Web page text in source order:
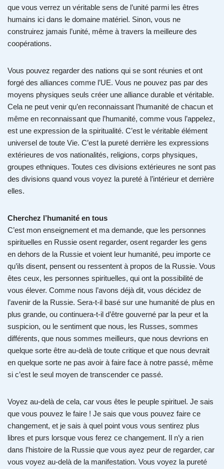
que vous verrez un véritable sens de l’unité parmi les êtres
humains ici dans le domaine matériel. Sinon, vous ne
construirez jamais l’unité, même à travers la meilleure des
coopérations.
Vous pouvez regarder des nations qui se sont réunies et ont
forgé des alliances comme l’UE. Vous ne pouvez pas par des
moyens physiques seuls créer une alliance durable et véritable.
Cela ne peut venir qu’en reconnaissant l’humanité de chacun et
même en reconnaissant que l’humanité, comme vous l’appelez,
est une expression de la spiritualité. C’est le véritable élément
universel de toute Vie. C’est la pureté derrière les expressions
extérieures de vos nationalités, religions, corps physiques,
groupes ethniques. Toutes ces divisions extérieures ne sont pas
des divisions quand vous voyez la pureté à l’intérieur et derrière
elles.
Cherchez l’humanité en tous
C’est mon enseignement et ma demande, que les personnes
spirituelles en Russie osent regarder, osent regarder les gens
en dehors de la Russie et voient leur humanité, peu importe ce
qu’ils disent, pensent ou ressentent à propos de la Russie. Vous
êtes ceux, les personnes spirituelles, qui ont la possibilité de
vous élever. Comme nous l’avons déjà dit, vous décidez de
l’avenir de la Russie. Sera-t-il basé sur une humanité de plus en
plus grande, ou continuera-t-il d’être gouverné par la peur et la
suspicion, ou le sentiment que nous, les Russes, sommes
différents, que nous sommes meilleurs, que nous devrions en
quelque sorte être au-delà de toute critique et que nous devrait
en quelque sorte ne pas avoir à faire face à notre passé, même
si c’est le seul moyen de transcender ce passé.
Voyez au-delà de cela, car vous êtes le peuple spirituel. Je sais
que vous pouvez le faire ! Je sais que vous pouvez faire ce
changement, et je sais à quel point vous vous sentirez plus
libres et purs lorsque vous ferez ce changement. Il n’y a rien
dans l’histoire de la Russie que vous ayez peur de regarder, car
vous voyez au-delà de la manifestation. Vous voyez la pureté